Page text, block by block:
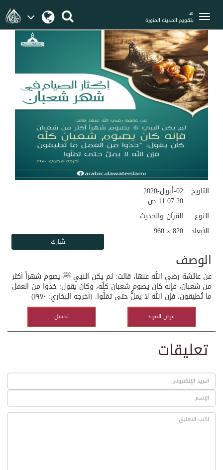
هـ
بتقويم المدينة المنورة
02-أبريل-2020
11:07:20 ص
التاريخ
القرآن والحديث
النوع
960 x 820 الأبعاد
الوصف
عن عائشة رضي الله عنها، قالت: لم يكن النبي ﷺ يصوم شهراً أكثر
من شعبان، فإنه كان يصوم شعبان كلّه، وكان يقول: خذوا من العمل
ما تُطيقون، فإن الله لا يملُّ حتى تمَلُّوا. (أخرجه البخاري: ١٩٧٠)
تحميل عرض المزيد
تعليقات